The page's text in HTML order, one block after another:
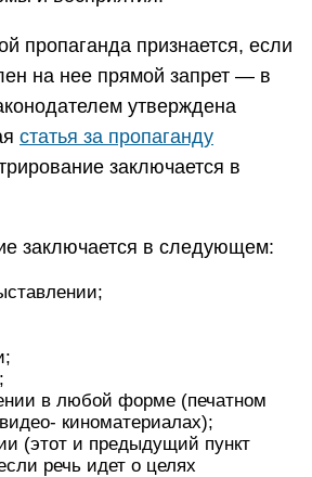
пропаганда признается, если
на нее прямой запрет — в
утверждена
статья за пропаганду
заключается в
заключается в следующем:
в любой форме (печатном
киноматериалах);
(этот и предыдущий пункт
речь идет о целях